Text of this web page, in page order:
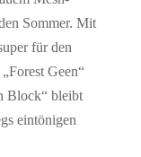
Sommer. Mit
für den
Geen“
Block“ bleibt
eintönigen